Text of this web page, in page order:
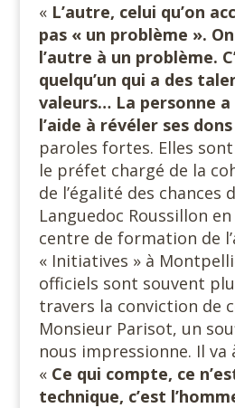
« L’autre, celui qu’on
pas « un problème ».
l’autre à un problème.
quelqu’un qui a des
valeurs… La personne a
l’aide à révéler ses dons
paroles fortes. Elles
le préfet chargé de la
de l’égalité des chances
Languedoc Roussillon
centre de formation de
« Initiatives » à
officiels sont souvent
travers la conviction de
Monsieur Parisot, un
nous impressionne. Il va
« Ce qui compte, ce
technique, c’est